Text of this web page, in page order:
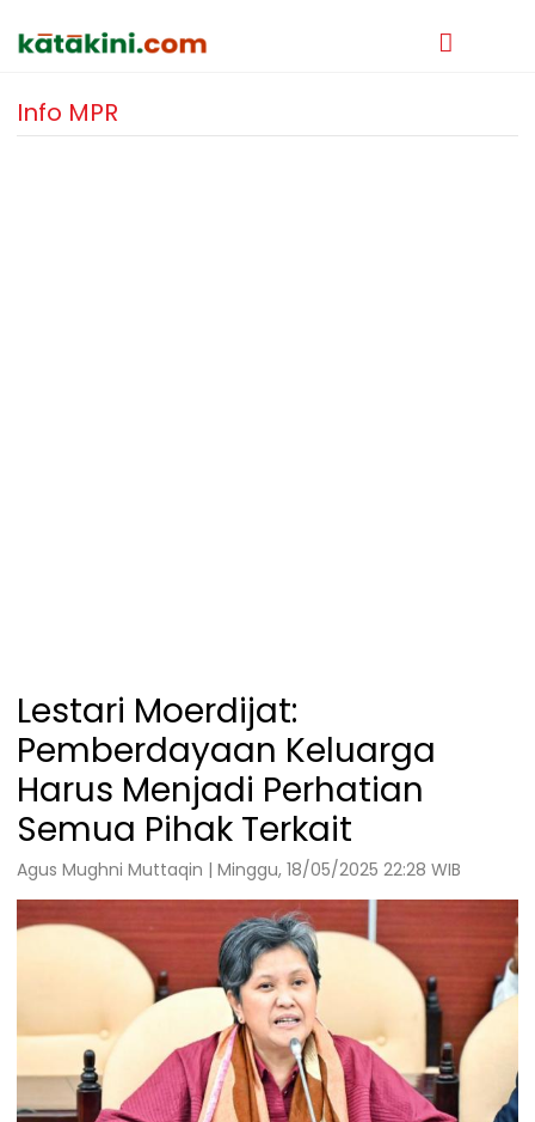
Info MPR
Lestari Moerdijat:
Pemberdayaan Keluarga
Harus Menjadi Perhatian
Semua Pihak Terkait
Agus Mughni Muttaqin | Minggu, 18/05/2025 22:28 WIB